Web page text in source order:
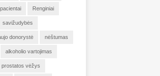
pacientai Renginiai
savižudybės
donorystė nėštumas
alkoholio vartojimas
prostatos vėžys